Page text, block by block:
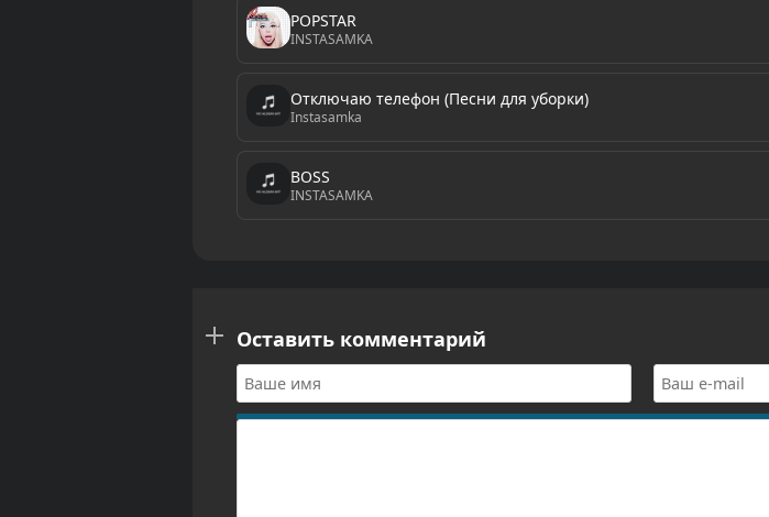
POPSTAR
INSTASAMKA
Отключаю телефон (Песни для уборки)
Instasamka
BOSS
INSTASAMKA
Оставить комментарий